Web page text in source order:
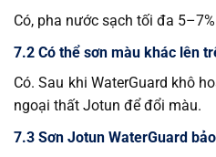
Có, pha nước sạch tối đa
7.2 Có thể sơn màu khác lên
Có. Sau khi WaterGuard khô
ngoại thất Jotun để đổi màu.
7.3 Sơn Jotun WaterGuard